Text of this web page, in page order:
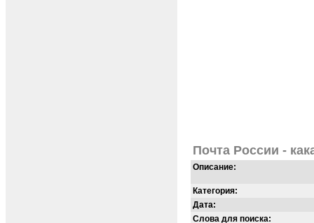
Почта России -
Описание:
Категория:
Дата:
Слова для поиска: